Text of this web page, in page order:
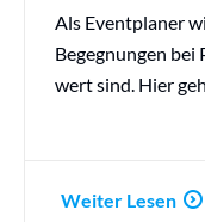
Als Eventplaner
Begegnungen
wert sind. Hier
Weiter Lesen